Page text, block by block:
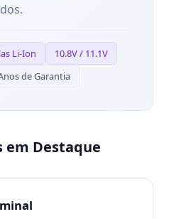
Li-Ion
10.8V / 11.1V
de Garantia
em Destaque